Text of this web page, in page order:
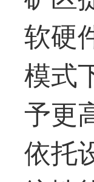
软硬
模式
予更
依托